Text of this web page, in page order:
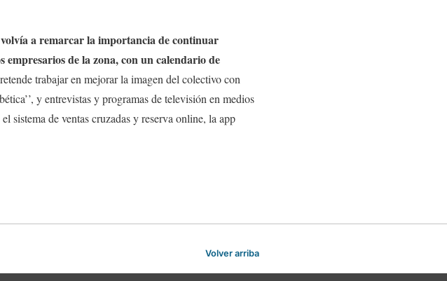
a remarcar la importancia de continuar
de la zona, con un calendario de
trabajar en mejorar la imagen del colectivo con
y entrevistas y programas de televisión en medios
sistema de ventas cruzadas y reserva online, la app
Volver arriba